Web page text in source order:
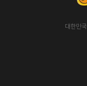
대한민